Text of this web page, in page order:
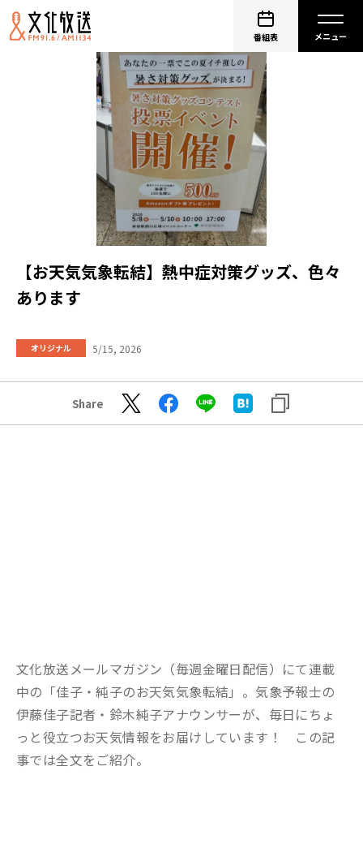
番組表
【お天気気象転結】熱中症対策グッズ、色々
あります
オリジナル 5/15, 2026
Share
文化放送メールマガジン（毎週金曜日配信）にて連載
中の「佳子・純子のお天気気象転結」。気象予報士の
伊藤佳子記者・鈴木純子アナウンサーが、毎日にちょ
っと役立つお天気情報をお届けしています！ この記
事では全文をご紹介。